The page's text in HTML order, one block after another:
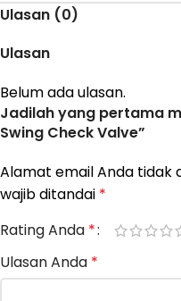
Ulasan (0)
Ulasan
Belum ada ulasan.
Jadilah yang pertama
Swing Check Valve”
Alamat email Anda tidak
wajib ditandai *
Rating Anda *
Ulasan Anda *